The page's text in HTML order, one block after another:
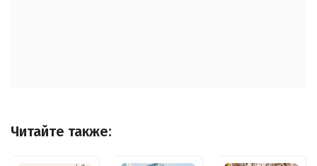
Читайте также: